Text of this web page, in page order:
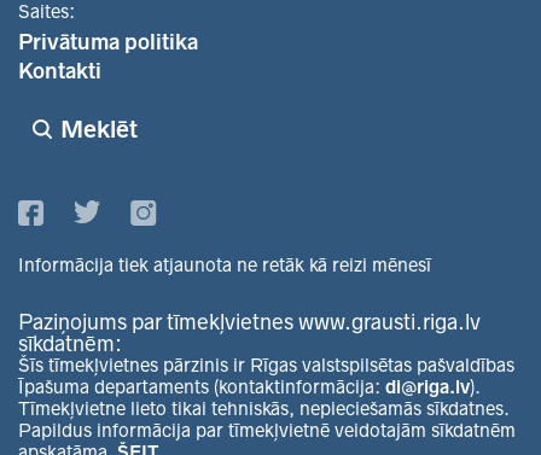
Saites:
Privātuma politika
Kontakti
Meklēt
Informācija tiek atjaunota ne retāk kā reizi mēnesī
Paziņojums par tīmekļvietnes www.grausti.riga.lv
sīkdatnēm:
Šīs tīmekļvietnes pārzinis ir Rīgas valstspilsētas pašvaldības
Īpašuma departaments (kontaktinformācija: di@riga.lv).
Tīmekļvietne lieto tikai tehniskās, nepieciešamās sīkdatnes.
Papildus informācija par tīmekļvietnē veidotajām sīkdatnēm